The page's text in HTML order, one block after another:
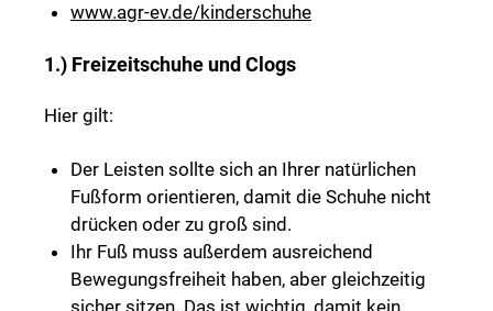
www.agr-ev.de/kinderschuhe
1.) Freizeitschuhe und Clogs
Hier gilt:
Der Leisten sollte sich an Ihrer natürlichen
Fußform orientieren, damit die Schuhe nicht
drücken oder zu groß sind.
Ihr Fuß muss außerdem ausreichend
Bewegungsfreiheit haben, aber gleichzeitig
sicher sitzen. Das ist wichtig, damit kein